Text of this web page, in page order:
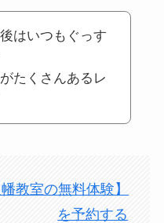
はいつもぐっす
たくさんあるレ
教室の無料体験】
を予約する